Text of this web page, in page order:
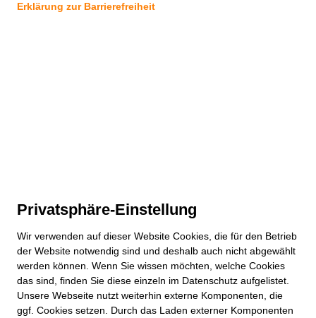
Erklärung zur Barrierefreiheit
Privatsphäre-Einstellung
Wir verwenden auf dieser Website Cookies, die für den Betrieb
der Website notwendig sind und deshalb auch nicht abgewählt
werden können. Wenn Sie wissen möchten, welche Cookies
das sind, finden Sie diese einzeln im Datenschutz aufgelistet.
Unsere Webseite nutzt weiterhin externe Komponenten, die
ggf. Cookies setzen. Durch das Laden externer Komponenten